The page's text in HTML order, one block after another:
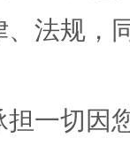
法规，
一切因